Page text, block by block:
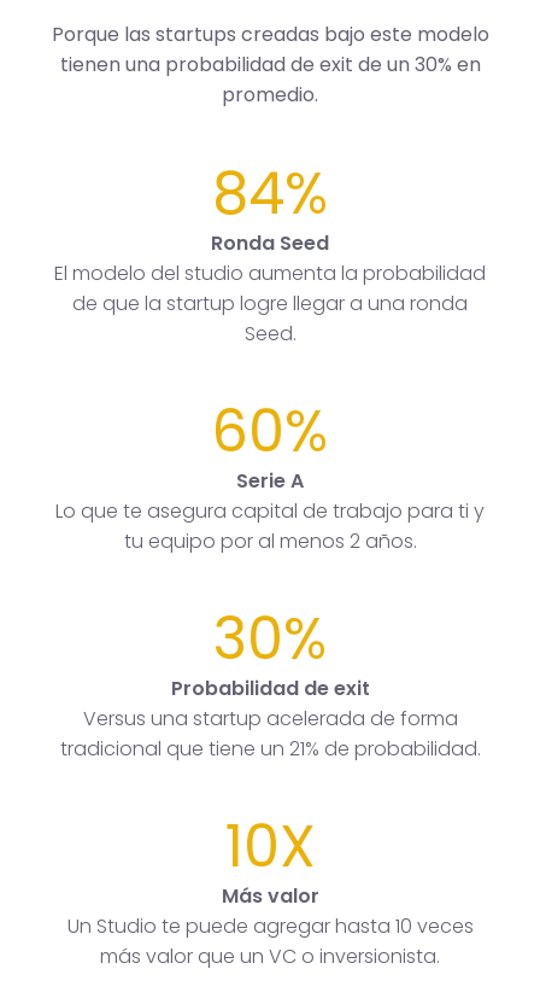
Porque las startups creadas bajo este modelo
tienen una probabilidad de exit de un 30% en
promedio.
84%
Ronda Seed
El modelo del studio aumenta la probabilidad
de que la startup logre llegar a una ronda
Seed.
60%
Serie A
Lo que te asegura capital de trabajo para ti y
tu equipo por al menos 2 años.
30%
Probabilidad de exit
Versus una startup acelerada de forma
tradicional que tiene un 21% de probabilidad.
10X
Más valor
Un Studio te puede agregar hasta 10 veces
más valor que un VC o inversionista.